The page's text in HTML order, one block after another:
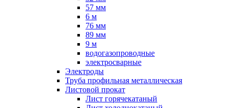
57 мм
6 м
76 мм
89 мм
9 м
водогазопроводные
электросварные
Электроды
Труба профильная металлическая
Листовой прокат
Лист горячекатаный